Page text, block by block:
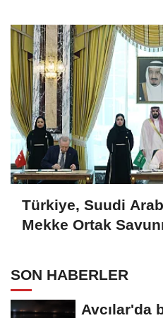
Türkiye, Suudi
Mekke Ortak
SON HABERLER
Avcılar'da